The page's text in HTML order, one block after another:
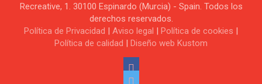
Recreative, 1. 30100 Espinardo (Murcia) - Spain. Todos los
derechos reservados.
Política de Privacidad | Aviso legal | Política de cookies |
Política de calidad | Diseño web Kustom